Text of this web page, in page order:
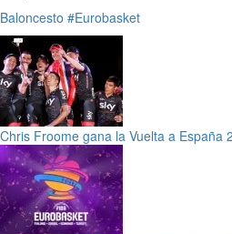
Baloncesto #Eurobasket
Chris Froome gana la Vuelta a España